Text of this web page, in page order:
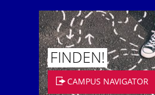
FINDEN!
CAMPUS NAVIGATOR